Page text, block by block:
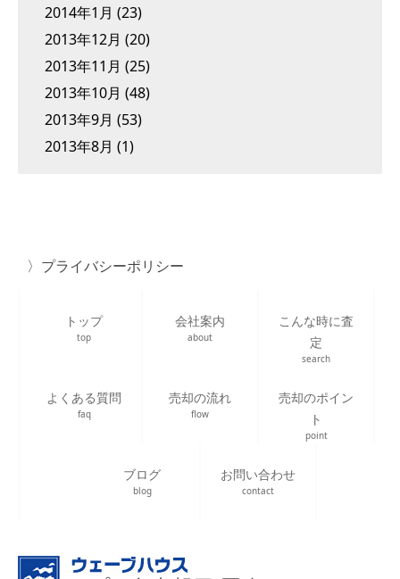
2014年1月 (23)
2013年12月 (20)
2013年11月 (25)
2013年10月 (48)
2013年9月 (53)
2013年8月 (1)
プライバシーポリシー
トップ
top
会社案内
about
こんな時に査
定
search
よくある質問
faq
売却の流れ
flow
売却のポイン
ト
point
ブログ
blog
お問い合わせ
contact